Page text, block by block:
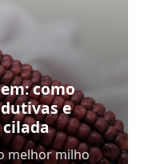
como
e
melhor milho